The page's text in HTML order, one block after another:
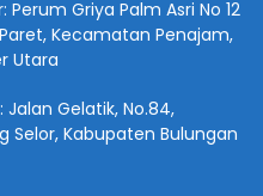
Griya Palm Asri No 12
Kecamatan Penajam,
Utara
Gelatik, No.84,
Selor, Kabupaten Bulungan